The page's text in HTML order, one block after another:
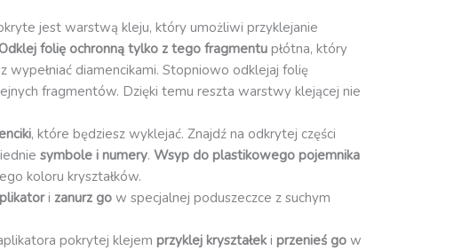
jest warstwą kleju, który umożliwi przyklejanie
Odklej folię ochronną tylko z tego fragmentu płótna, który
wypełniać diamencikami. Stopniowo odklejaj folię
fragmentów. Dzięki temu reszta warstwy klejącej nie
, które będziesz wyklejać. Znajdź na odkrytej części
symbole i numery. Wsyp do plastikowego pojemnika
koloru kryształków.
i zanurz go w specjalnej poduszeczce z suchym
pokrytej klejem przyklej kryształeki przenieś go w